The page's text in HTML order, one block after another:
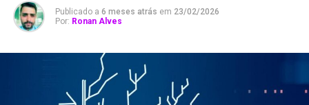
Publicado a 6 meses atrás em 23/02/2026
Por: Ronan Alves